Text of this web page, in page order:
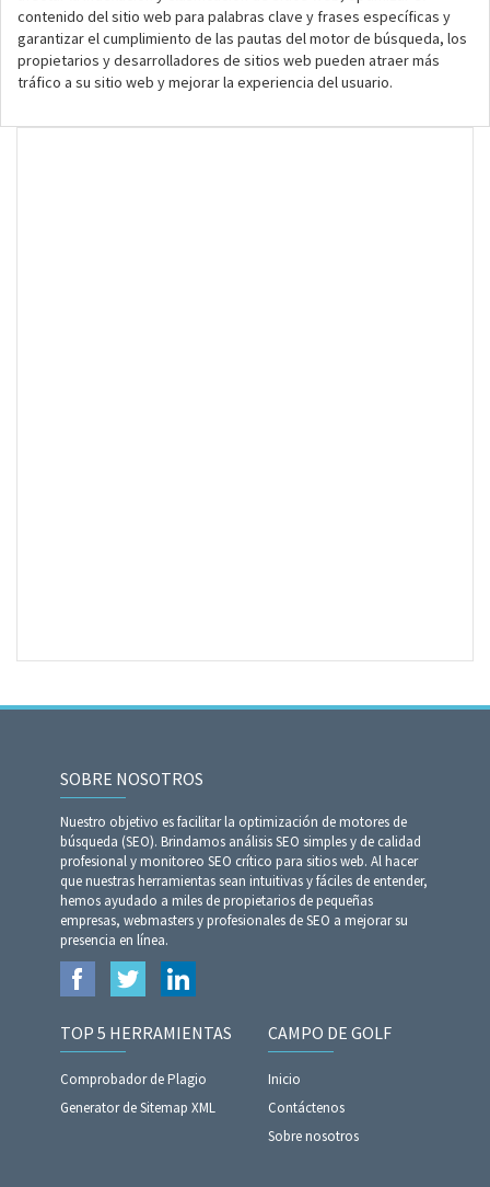
contenido del sitio web para palabras clave y frases específicas y
garantizar el cumplimiento de las pautas del motor de búsqueda, los
propietarios y desarrolladores de sitios web pueden atraer más
tráfico a su sitio web y mejorar la experiencia del usuario.
SOBRE NOSOTROS
Nuestro objetivo es facilitar la optimización de motores de
búsqueda (SEO). Brindamos análisis SEO simples y de calidad
profesional y monitoreo SEO crítico para sitios web. Al hacer
que nuestras herramientas sean intuitivas y fáciles de entender,
hemos ayudado a miles de propietarios de pequeñas
empresas, webmasters y profesionales de SEO a mejorar su
presencia en línea.
TOP 5 HERRAMIENTAS
Comprobador de Plagio
Generator de Sitemap XML
CAMPO DE GOLF
Inicio
Contáctenos
Sobre nosotros